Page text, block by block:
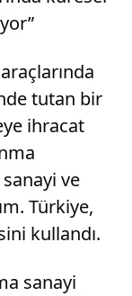
tutan bir
ihracat
ve
Türkiye,
kullandı.
sanayi